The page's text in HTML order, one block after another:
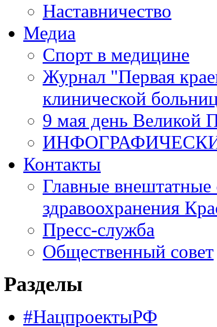
Наставничество
Медиа
Спорт в медицине
Журнал "Первая
клинической
9 мая день Великой
Контакты
Главные внештатные
здравоохранения
Пресс-служба
Общественный совет
Разделы
#НацпроектыРФ